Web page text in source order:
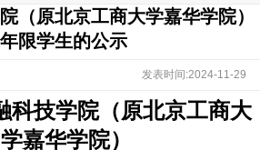
（原北京工商大学嘉华学院）
限学生的公示
发表时间:2024-11-29
科技学院（原北京工商大
学嘉华学院）